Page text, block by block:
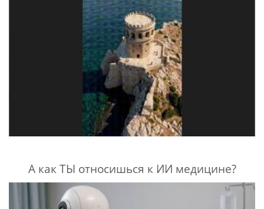
А как ТЫ относишься к ИИ медицине?